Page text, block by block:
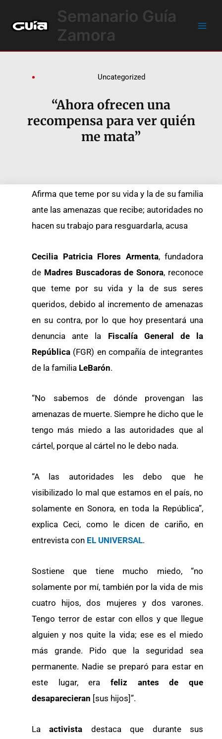
contenido
Semanario Guía
Zamora
Uncategorized
“Ahora ofrecen una
recompensa para ver quién
me mata”
Afirma que teme por su vida y la de su familia
ante las amenazas que recibe; autoridades no
hacen su trabajo para resguardarla, acusa
Cecilia Patricia Flores Armenta, fundadora
de Madres Buscadoras de Sonora, reconoce
que teme por su vida y la de sus seres
queridos, debido al incremento de amenazas
en su contra, por lo que hoy presentará una
denuncia ante la Fiscalía General de la
República (FGR) en compañía de integrantes
de la familia LeBarón.
“No sabemos de dónde provengan las
amenazas de muerte. Siempre he dicho que le
tengo más miedo a las autoridades que al
cártel, porque al cártel no le debo nada.
“A las autoridades les debo que he
visibilizado lo mal que estamos en el país, no
solamente en Sonora, en toda la República”,
explica Ceci, como le dicen de cariño, en
entrevista con EL UNIVERSAL.
Sostiene que tiene mucho miedo, “no
solamente por mí, también por la vida de mis
cuatro hijos, dos mujeres y dos varones.
Tengo terror de estar con ellos y que llegue
alguien y nos quite la vida; ese es el miedo
más grande. Pido que la seguridad sea
permanente. Nadie se preparó para estar en
este lugar, era feliz antes de que
desaparecieran [sus hijos]”.
Laactivista destaca que durante sus